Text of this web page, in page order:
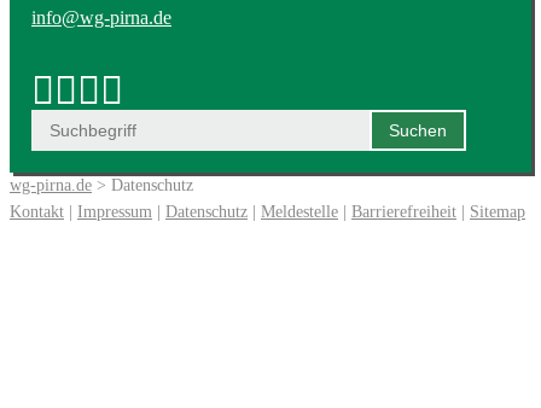
info@wg-pirna.de
wg-pirna.de > Datenschutz
Kontakt
Impressum Datenschutz Meldestelle Barrierefreiheit Sitemap